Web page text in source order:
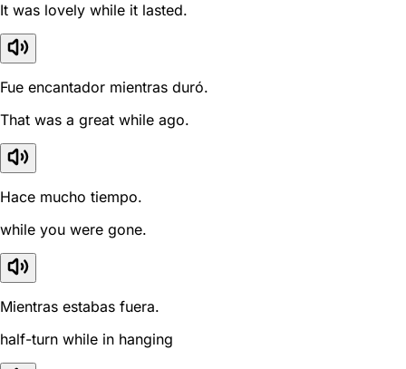
It was lovely while it lasted.
Fue encantador mientras duró.
That was a great while ago.
Hace mucho tiempo.
while you were gone.
Mientras estabas fuera.
half-turn while in hanging